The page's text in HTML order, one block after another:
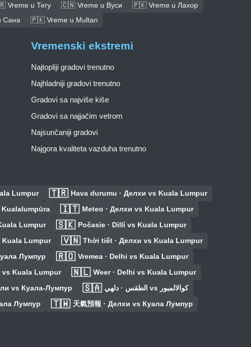
Vreme u Тегу 🇨🇳 Vreme u Вуси
🇵🇰 Vreme u Лахор
Сана 🇵🇰 Vreme u Multan
Vremenski ekstremi
Najtopliji gradovi trenutno
Najhladniji gradovi trenutno
Gradovi sa najviše kiše
Gradovi sa najjačim vetrom
Najsunčaniji gradovi
Najgora kvaliteta vazduha trenutno
Lumpur 🇹🇷 Hava durumu · Делхи vs Kuala Lumpur
🇮🇹 Meteo · Делхи vs Kuala Lumpur
Lumpur 🇸🇰 Počasie · Dillí vs Kuala Lumpur
Kuala Lumpur 🇻🇳 Thời tiết · Делхи vs Kuala Lumpur
Лумпур 🇷🇴 Vremea · Delhi vs Kuala Lumpur
vs Kuala Lumpur 🇳🇱 Weer · Delhi vs Kuala Lumpur
vs Куала-Лумпур 🇸🇦 الطقس · دلهي vs كوالالمبور
Лумпур 🇹🇼 天氣預報 · Делхи vs Куала Лумпур